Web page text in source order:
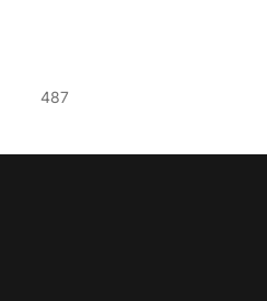
487